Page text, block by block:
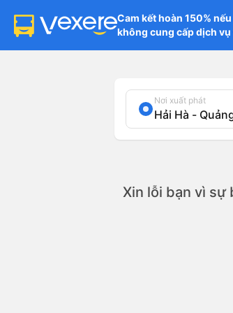
Cam kết hoàn 150%
không cung cấp dịch
Nơi xuất phát
Xin lỗi bạn vì sự